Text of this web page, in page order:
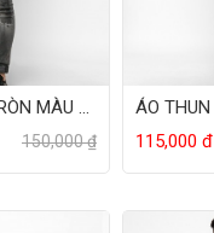
ÁO THUN CỔ TRÒN MÀU TRẮNG
150,000 ₫
115,000 đ